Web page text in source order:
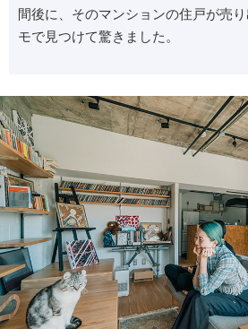
間後に、そのマンションの住戸が売
モで見つけて驚きました。